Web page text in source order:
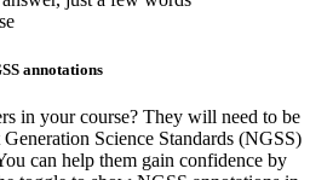
annotations
in your course? They will need to be
Science Standards (NGSS)
can help them gain confidence by